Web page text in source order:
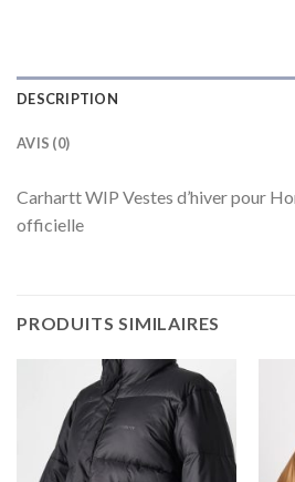
DESCRIPTION
AVIS (0)
Carhartt WIP Vestes d’hiver pour
officielle
PRODUITS SIMILAIRES